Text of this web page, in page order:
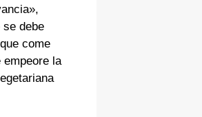
debe
come
la